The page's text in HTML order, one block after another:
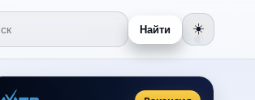
Найти ☀️